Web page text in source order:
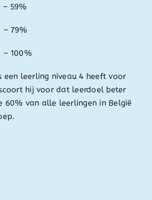
59%
– 79%
– 100%
een leerling niveau 4 heeft voor
hij voor dat leerdoel beter
60% van alle leerlingen in België